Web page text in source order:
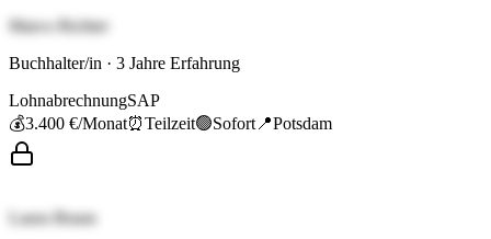
Marco Richter
Buchhalter/in · 3 Jahre Erfahrung
LohnabrechnungSAP
💰3.400 €/Monat⏰Teilzeit🟢Sofort 📍Potsdam
Laura Braun